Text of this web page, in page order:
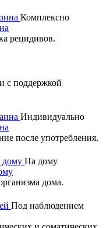
Комплексно
рецидивов.
с поддержкой
Индивидуально
после употребления.
На дому
дома.
Под наблюдением